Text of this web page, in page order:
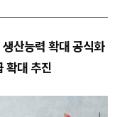
산능력 확대 공식화
확대 추진